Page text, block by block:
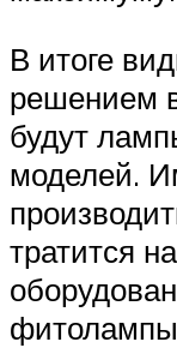
В итоге
решением
будут
моделей.
тратится